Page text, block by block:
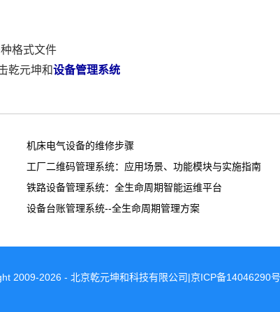
格式文件
乾元坤和设备管理系统
机床电气设备的维修步骤
工厂二维码管理系统：应用场景、功能模块与实施指南
铁路设备管理系统：全生命周期智能运维平台
设备台账管理系统--全生命周期管理方案
2009-2026 - 北京乾元坤和科技有限公司|京ICP备14046290